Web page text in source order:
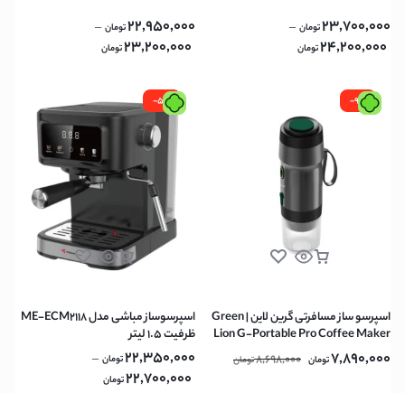
23,700,000تومان –
24,200,000تومان
22,950,000تومان –
23,200,000تومان
-9%
اسپرسو ساز مسافرتی گرین لاین | Green
Lion G-Portable Pro Coffee Maker
60ml – Black
7,890,000تومان 8,698,000تومان
-5%
اسپرسوساز مباشی مدل ME-ECM2118
ظرفیت ۱.۵ لیتر
22,350,000تومان –
22,700,000تومان